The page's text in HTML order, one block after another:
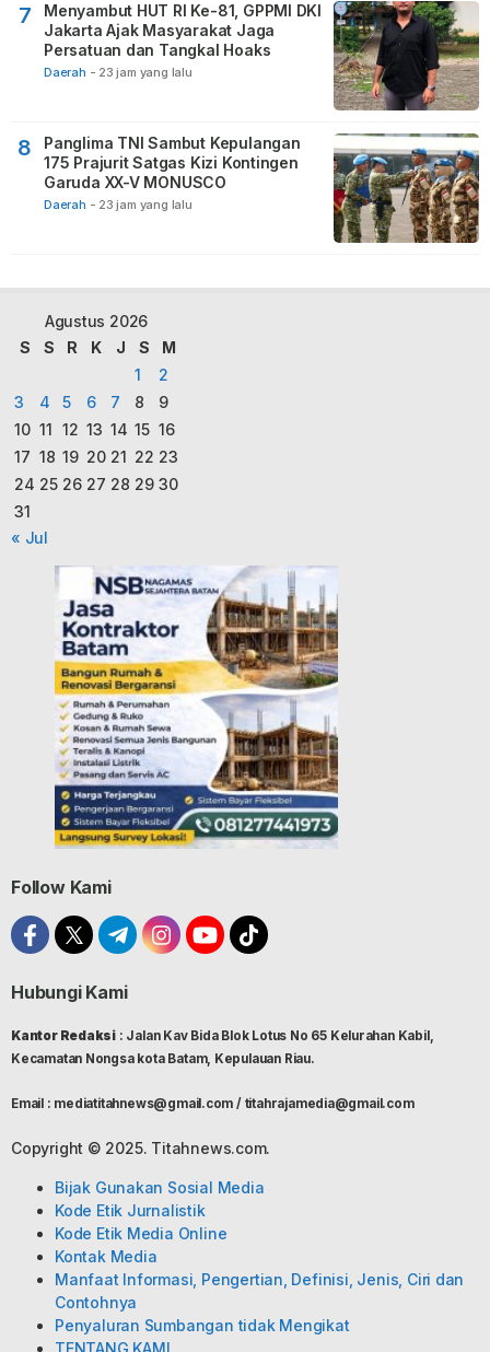
7
Menyambut HUT RI Ke-81, GPPMI DKI
Jakarta Ajak Masyarakat Jaga
Persatuan dan Tangkal Hoaks
Daerah - 23 jam yang lalu
8
Panglima TNI Sambut Kepulangan
175 Prajurit Satgas Kizi Kontingen
Garuda XX-V MONUSCO
Daerah - 23 jam yang lalu
Agustus 2026
S
S R K J S
M
1
2
3
4 5 6 7 8
9
10 11 12 13 14 15 16
17 18 19 20 21 22 23
24 25 26 27 28 29 30
31
« Jul
Follow Kami
Hubungi Kami
Kantor Redaksi : Jalan Kav Bida Blok Lotus No 65 Kelurahan Kabil,
Kecamatan Nongsa kota Batam, Kepulauan Riau.
Email : mediatitahnews@gmail.com / titahrajamedia@gmail.com
Copyright © 2025. Titahnews.com.
Bijak Gunakan Sosial Media
Kode Etik Jurnalistik
Kode Etik Media Online
Kontak Media
Manfaat Informasi, Pengertian, Definisi, Jenis, Ciri dan
Contohnya
Penyaluran Sumbangan tidak Mengikat